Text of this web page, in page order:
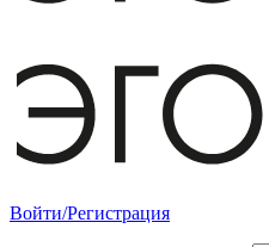
Войти/Регистрация